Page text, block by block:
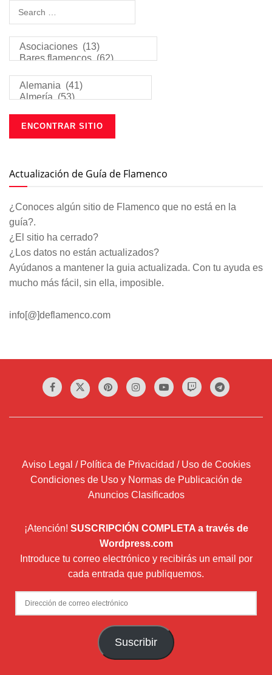
Actualización de Guía de Flamenco
¿Conoces algún sitio de Flamenco que no está en la
guía?.
¿El sitio ha cerrado?
¿Los datos no están actualizados?
Ayúdanos a mantener la guia actualizada. Con tu ayuda es
mucho más fácil, sin ella, imposible.
info[@]deflamenco.com
Aviso Legal / Política de Privacidad / Uso de Cookies
Condiciones de Uso y Normas de Publicación de
Anuncios Clasificados
¡Atención! SUSCRIPCIÓN COMPLETA a través de
Wordpress.com
Introduce tu correo electrónico y recibirás un email por
cada entrada que publiquemos.
Dirección
de
Suscribir